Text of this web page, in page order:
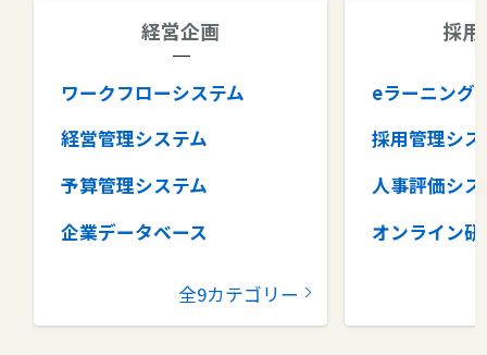
経営企画
ワークフローシステム
経営管理システム
予算管理システム
企業データベース
コラボレーションツール
全9カテゴリー
採
eラーニング
採用管理シス
人事評価シス
オンライン研
タレントマ